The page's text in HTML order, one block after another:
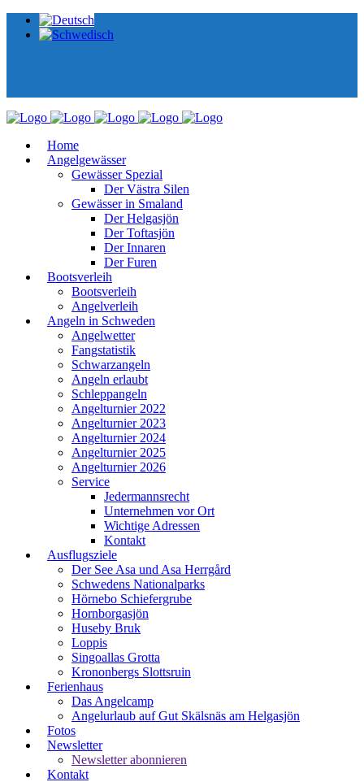
Home
Angelgewässer
Gewässer Spezial
Der Västra Silen
Gewässer in Smaland
Der Helgasjön
Der Toftasjön
Der Innaren
Der Furen
Bootsverleih
Bootsverleih
Angelverleih
Angeln in Schweden
Angelwetter
Fangstatistik
Schwarzangeln
Angeln erlaubt
Schleppangeln
Angelturnier 2022
Angelturnier 2023
Angelturnier 2024
Angelturnier 2025
Angelturnier 2026
Service
Jedermannsrecht
Unternehmen vor Ort
Wichtige Adressen
Kontakt
Ausflugsziele
Der See Asa und Asa Herrgård
Schwedens Nationalparks
Hörnebo Schiefergrube
Hornborgasjön
Huseby Bruk
Loppis
Singoallas Grotta
Krononbergs Slottsruin
Ferienhaus
Das Angelcamp
Angelurlaub auf Gut Skälsnäs am Helgasjön
Fotos
Newsletter
Newsletter abonnieren
Kontakt